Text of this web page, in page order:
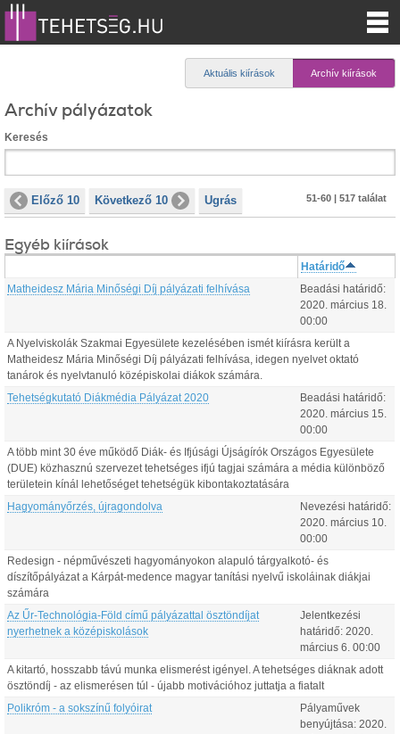
Aktuális kiírások Archív kiírások
Archív pályázatok
Keresés
Előző 10 Következő 10 Ugrás 51-60 | 517 találat
Egyéb kiírások
Határidő
Matheidesz Mária Minőségi Díj pályázati felhívása
Beadási határidő:
2020. március 18
00:00
A Nyelviskolák Szakmai Egyesülete kezelésében ismét kiírásra került a
Matheidesz Mária Minőségi Díj pályázati felhívása, idegen nyelvet oktató
tanárok és nyelvtanuló középiskolai diákok számára.
Tehetségkutató Diákmédia Pályázat 2020
Beadási határidő:
2020. március 15
00:00
A több mint 30 éve működő Diák- és Ifjúsági Újságírók Országos Egyesülete
(DUE) közhasznú szervezet tehetséges ifjú tagjai számára a média különböző
területein kínál lehetőséget tehetségük kibontakoztatására
Hagyományőrzés, újragondolva
Nevezési határidő:
2020. március 10
00:00
Redesign - népművészeti hagyományokon alapuló tárgyalkotó- és
díszítőpályázat a Kárpát-medence magyar tanítási nyelvű iskoláinak diákjai
számára
Az Űr-Technológia-Föld című pályázattal ösztöndíjat
nyerhetnek a középiskolások
Jelentkezési
határidő: 2020.
március 6 00:00
A kitartó, hosszabb távú munka elismerést igényel. A tehetséges diáknak adott
ösztöndíj - az elismerésen túl - újabb motivációhoz juttatja a fiatalt
Polikróm - a sokszínű folyóirat
Pályaművek
benyújtása: 2020.